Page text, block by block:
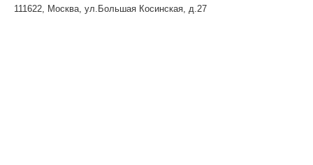
111622, Москва, ул.Большая Косинская, д.27